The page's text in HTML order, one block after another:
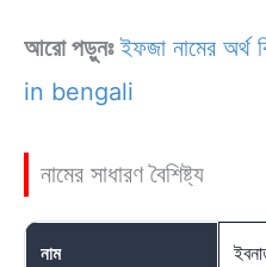
আরো পড়ুনঃ ইফজা নামের
in bengali
নামের সাধারণ বৈশিষ্ট্য
নাম